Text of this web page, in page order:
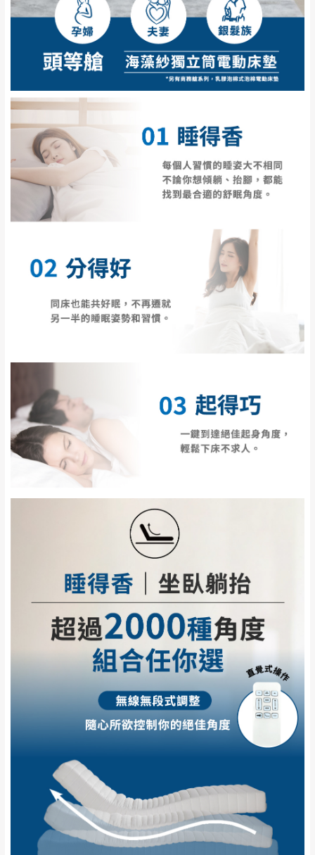
＊A108產品另收運費
新北
雙溪、貢寮、烏
來、平溪、九份、
石門、林口 下福
里、新店山區、三
峽山區、石碇、坪
深坑山區
基隆
$ 9,000以上：免
$ 9,000以下：
基隆山區
運費
NT$500元
＊A108產品另收運費
卓蘭鎮、三灣、通
霄山區、西湖、泰
安鄉、大湖鄉、頭
｜周（一）配送部門固定公休無送貨｜
台北市、新北市地區固定每周(三)、(日)兩天收送貨
彰化、南投、雲林、嘉義、台南、高
雄、屏東、宜蘭、 花蓮、台東、金門、馬祖、澎湖地區
（可於LINE線上詢問 →@dershin
加收說明
其它注意事項
本司貨車運送如因路況不佳、天候惡劣、過於偏遠之
山區內等，或收貨地點搬運過於困難等因素，導致無
法順利配送，本公司除了盡最大努力完成配送外，視
狀況保有出貨的權利。
保護物流人員的工作安全，賣家無提供吊掛服務，若
需以吊車或其他的吊掛方式吊運，費用將由買方自行
配送範圍：
苗栗至基隆；其它地區暫不開放，如因特殊
地型限制(山區、鄉、鎮、村)、樓梯太小、無
法搬運上樓等因素，導致無法配送，本公司
保有出貨的權利。
保護物流人員的工作安全，賣家無提供吊掛
服務，若需以吊車或其他的吊掛方式吊運，
費用將由買方自行支付。
因大型傢俱有組裝、配送的問題，並非一般
快速到貨商品，無法指定特定時間送達，司
機當天到貨前皆會再與您通知，讓你不用整
天在家等貨，以節省您的寶貴時間。
由於百貨公司配送較為不易，故暫無法配送
至百貨公司內部。
發票寄送：
若您選擇三聯式或索取兩聯式發票，發票將於商品
完成出貨15個工作天另行寄出，另外約加上2~7個
退換貨說明：
若收到不良品，請於到貨日起七日內通知本
公司客服人員，我們將為您更換新品，運費
皆由本站負責，所有退回及換貨之商品必須
是全新狀態且完整包裝，床墊、床包、枕頭
類產品需為未拆封狀態(請保持商品、附件、
性)，若未依照上述方式處理，恕無法接受退
由於透過電腦螢幕選購商品，可能會因個人
電腦螢幕的設定色差或解析度等因素， 與實
際商品的顏色、質感稍有不同，如因此而需
退換貨，需自付來回運費及人資成本
訂購前詳加確認。(包含商品尺寸是否合適)。
訂購前請確認商品尺寸，大型物件因為人工
丈量，難免會有些許誤差值(約正負0.5CM)
詳細尺寸以實品為主。
非因本公司問題而需退換貨，請於收到貨7日
內通知客服人員(Line@ ID：@dershin
須保持商品全新狀態與完整包裝。鑑賞期間
若發生非本司因素致使之汙損破壞，恕無法
辦理退換貨。
台北市、新北市地區固定每周(三)、(日)兩天
收送貨，敬請見諒！
本公司部份商品無維修服務，超過7日鑑賞